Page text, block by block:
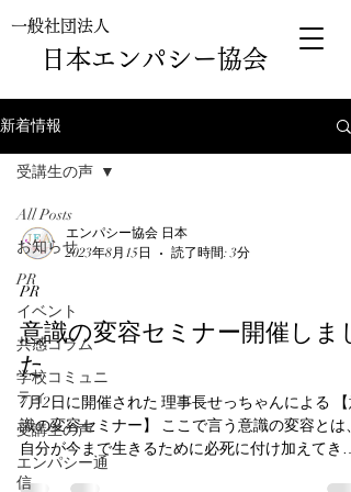
日本エンパシー協会
一般社団法人
新着情報
All Posts
お知らせ
PR
イベント
共感コラム
学校コミュニ
ティ
受講生の声
エンパシー通
信
受講生の声
エンパシー協会 日本
2023年8月15日
読了時間: 3分
PR
意識の変容セミナー開催しまし
た
7月2日に開催された 理事長せっちゃんによる 【
識の変容セミナー】 ここで言う意識の変容とは、
自分が今まで生きるために必死に付け加えてきた
ものたちをいったん引きはがし、客観的に眺め、